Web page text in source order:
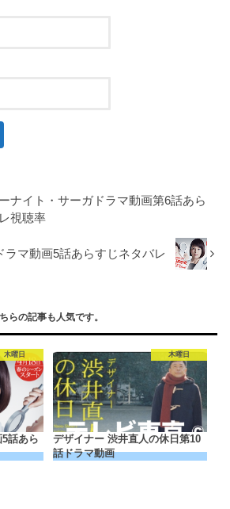
ナイト・サーガドラマ動画第6話あら
視聴率
ラマ動画5話あらすじネタバレ
らの記事も人気です。
木曜日
話あら
木曜日
デザイナー 渋井直人の休日第10
話ドラマ動画